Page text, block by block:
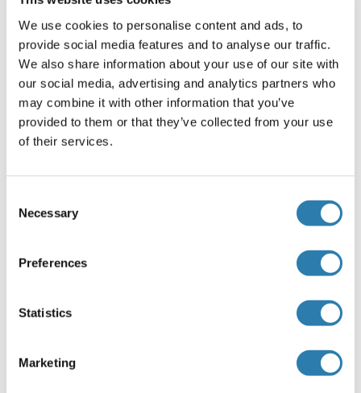
We use cookies to personalise content and ads, to
provide social media features and to analyse our traffic.
We also share information about your use of our site with
our social media, advertising and analytics partners who
may combine it with other information that you’ve
provided to them or that they’ve collected from your use
of their services.
Selection
Necessary
Preferences
Statistics
Marketing
Stockage
(cache)
Liquid
Buffer
Sodium azide
This product contains Sodium azide: a POISONOUS AND
HAZARDOUS SUBSTANCE which should be handled by
Avoid repeated freeze / thaw cycles.